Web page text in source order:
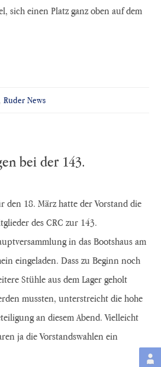
sich einen Platz ganz oben auf dem
,Ruder News
bei der 143.
den 18. März hatte der Vorstand die
des CRC zur 143.
in das Bootshaus am
eingeladen. Dass zu Beginn noch
Stühle aus dem Lager geholt
mussten, unterstreicht die hohe
an diesem Abend. Vielleicht
ja die Vorstandswahlen ein